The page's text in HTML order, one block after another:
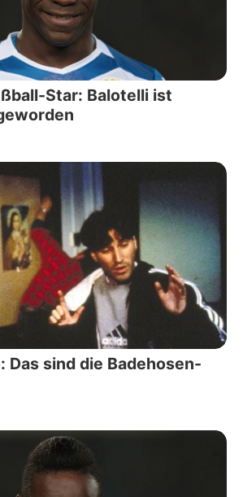
Star: Balotelli ist
Das sind die Badehosen-